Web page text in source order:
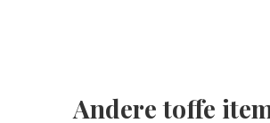
Andere toffe